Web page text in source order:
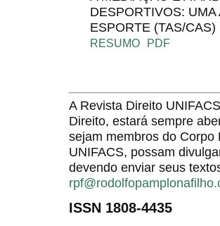
DESPORTIVOS:
ESPORTE (TAS/CAS)
RESUMO PDF
A Revista Direito
Direito, estará sempre
sejam membros do
UNIFACS, possam
devendo enviar seus
ISSN 1808-4435